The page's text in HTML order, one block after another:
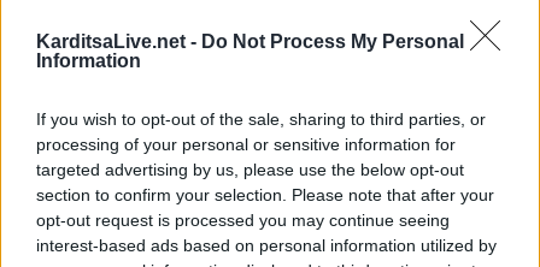
KarditsaLive.net - Do Not Process My Personal
Information
If you wish to opt-out of the sale, sharing to third parties, or
processing of your personal or sensitive information for
targeted advertising by us, please use the below opt-out
section to confirm your selection. Please note that after your
opt-out request is processed you may continue seeing
interest-based ads based on personal information utilized by
Καινοτόμες θεραπείες στην Ουρολογία -
Επιστημονική ημερίδα του ΙΑΣΩ
Θεσσαλίας στα Τρίκαλα